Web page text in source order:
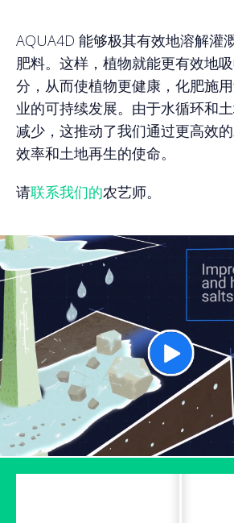
AQUA4D 能够极其有效地溶解灌
肥料。这样，植物就能更有效地
分，从而使植物更健康，化肥施
业的可持续发展。由于水循环和
减少，这推动了我们通过更高效
效率和土地再生的使命。
请联系我们的农艺师。